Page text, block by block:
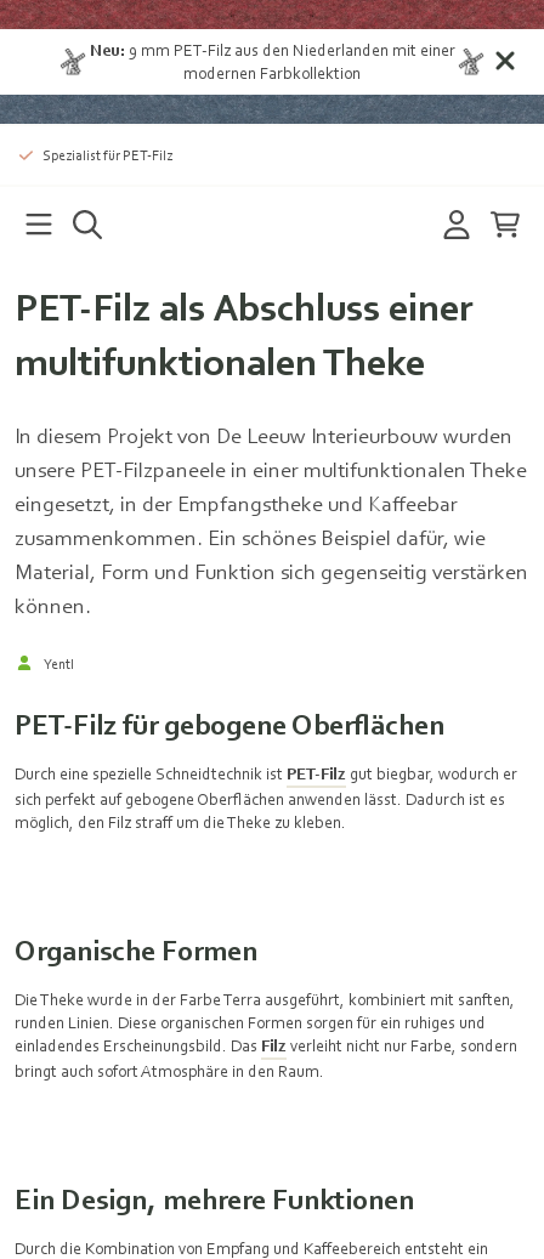
Neu: 9 mm PET-Filz aus den Niederlanden mit einer
modernen Farbkollektion
Spezialist für PET-Filz
PET-Filz als Abschluss einer
multifunktionalen Theke
In diesem Projekt von De Leeuw Interieurbouw wurden
unsere PET‑Filzpaneele in einer multifunktionalen Theke
eingesetzt, in der Empfangstheke und Kaffeebar
zusammenkommen. Ein schönes Beispiel dafür, wie
Material, Form und Funktion sich gegenseitig verstärken
können.
Yentl
PET-Filz für gebogene Oberflächen
Durch eine spezielle Schneidtechnik ist PET‑Filz gut biegbar, wodurch er
sich perfekt auf gebogene Oberflächen anwenden lässt. Dadurch ist es
möglich, den Filz straff um die Theke zu kleben.
Organische Formen
Die Theke wurde in der Farbe Terra ausgeführt, kombiniert mit sanften,
runden Linien. Diese organischen Formen sorgen für ein ruhiges und
einladendes Erscheinungsbild. Das Filz verleiht nicht nur Farbe, sondern
bringt auch sofort Atmosphäre in den Raum.
Ein Design, mehrere Funktionen
Durch die Kombination von Empfang und Kaffeebereich entsteht ein